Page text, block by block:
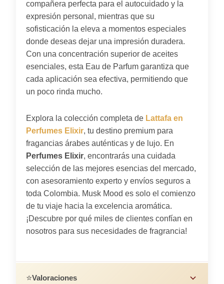
compañera perfecta para el autocuidado y la
expresión personal, mientras que su
sofisticación la eleva a momentos especiales
donde deseas dejar una impresión duradera.
Con una concentración superior de aceites
esenciales, esta Eau de Parfum garantiza que
cada aplicación sea efectiva, permitiendo que
un poco rinda mucho.
Explora la colección completa de Lattafa en
Perfumes Elixir, tu destino premium para
fragancias árabes auténticas y de lujo. En
Perfumes Elixir, encontrarás una cuidada
selección de las mejores esencias del mercado,
con asesoramiento experto y envíos seguros a
toda Colombia. Musk Mood es solo el comienzo
de tu viaje hacia la excelencia aromática.
¡Descubre por qué miles de clientes confían en
nosotros para sus necesidades de fragrancia!
⭐Valoraciones